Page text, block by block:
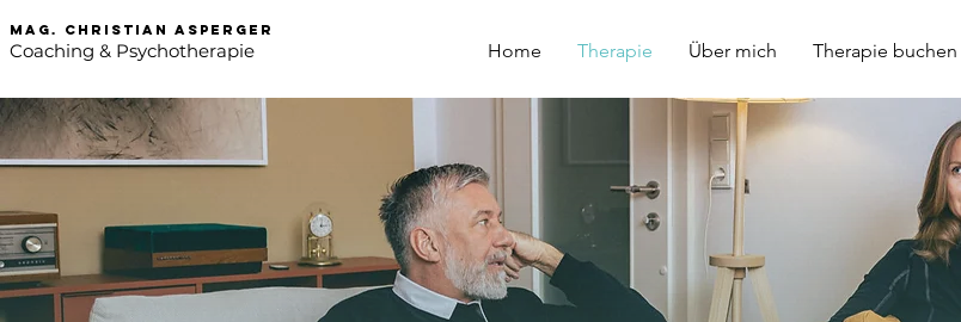
mag. Christian asperger
Coaching & Psychotherapie Home Therapie Über mich Therapie buchen